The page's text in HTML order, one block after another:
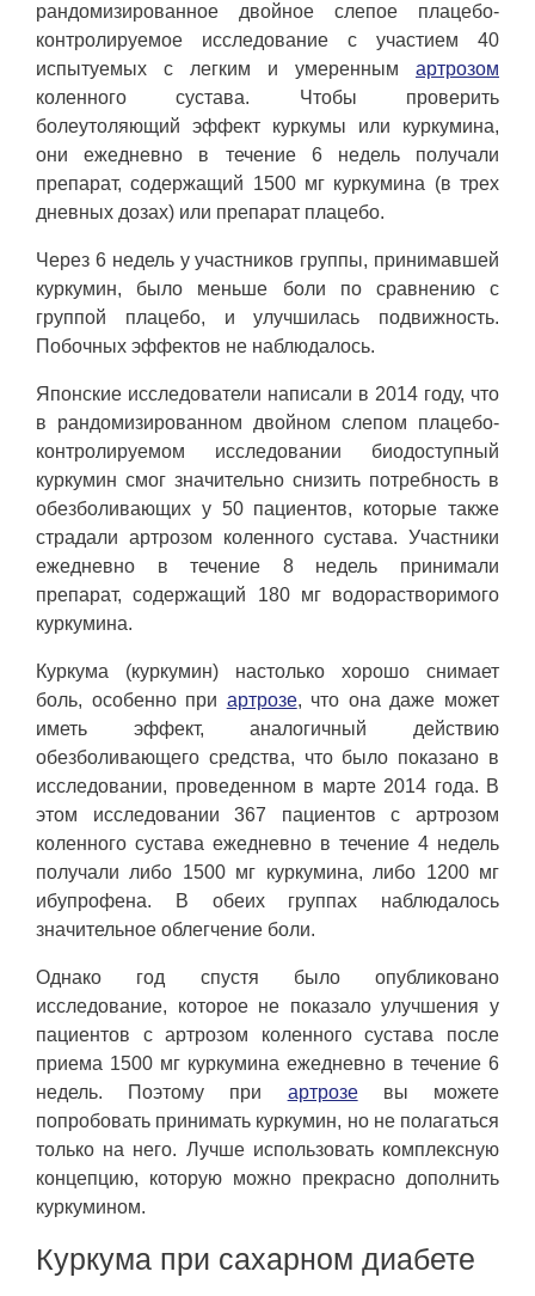
рандомизированное двойное слепое плацебо-
контролируемое исследование с участием 40
испытуемых с легким и умеренным артрозом
коленного сустава. Чтобы проверить
болеутоляющий эффект куркумы или куркумина,
они ежедневно в течение 6 недель получали
препарат, содержащий 1500 мг куркумина (в трех
дневных дозах) или препарат плацебо.
Через 6 недель у участников группы, принимавшей
куркумин, было меньше боли по сравнению с
группой плацебо, и улучшилась подвижность.
Побочных эффектов не наблюдалось.
Японские исследователи написали в 2014 году, что
в рандомизированном двойном слепом плацебо-
контролируемом исследовании биодоступный
куркумин смог значительно снизить потребность в
обезболивающих у 50 пациентов, которые также
страдали артрозом коленного сустава. Участники
ежедневно в течение 8 недель принимали
препарат, содержащий 180 мг водорастворимого
куркумина.
Куркума (куркумин) настолько хорошо снимает
боль, особенно при артрозе, что она даже может
иметь эффект, аналогичный действию
обезболивающего средства, что было показано в
исследовании, проведенном в марте 2014 года. В
этом исследовании 367 пациентов с артрозом
коленного сустава ежедневно в течение 4 недель
получали либо 1500 мг куркумина, либо 1200 мг
ибупрофена. В обеих группах наблюдалось
значительное облегчение боли.
Однако год спустя было опубликовано
исследование, которое не показало улучшения у
пациентов с артрозом коленного сустава после
приема 1500 мг куркумина ежедневно в течение 6
недель. Поэтому при артрозевы можете
попробовать принимать куркумин, но не полагаться
только на него. Лучше использовать комплексную
концепцию, которую можно прекрасно дополнить
куркумином.
Куркума при сахарном диабете